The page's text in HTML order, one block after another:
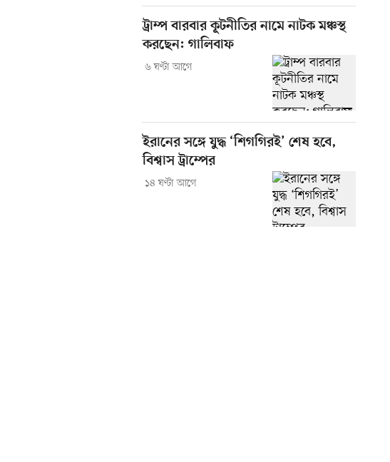
ট্রাম্প বারবার কূটনীতির নামে নাটক মঞ্চস্থ
করছেন: গালিবাফ
৬ ঘণ্টা আগে
ইরানের সঙ্গে যুদ্ধ ‘শিগগিরই’ শেষ হবে,
বিশ্বাস ট্রাম্পের
১৪ ঘণ্টা আগে